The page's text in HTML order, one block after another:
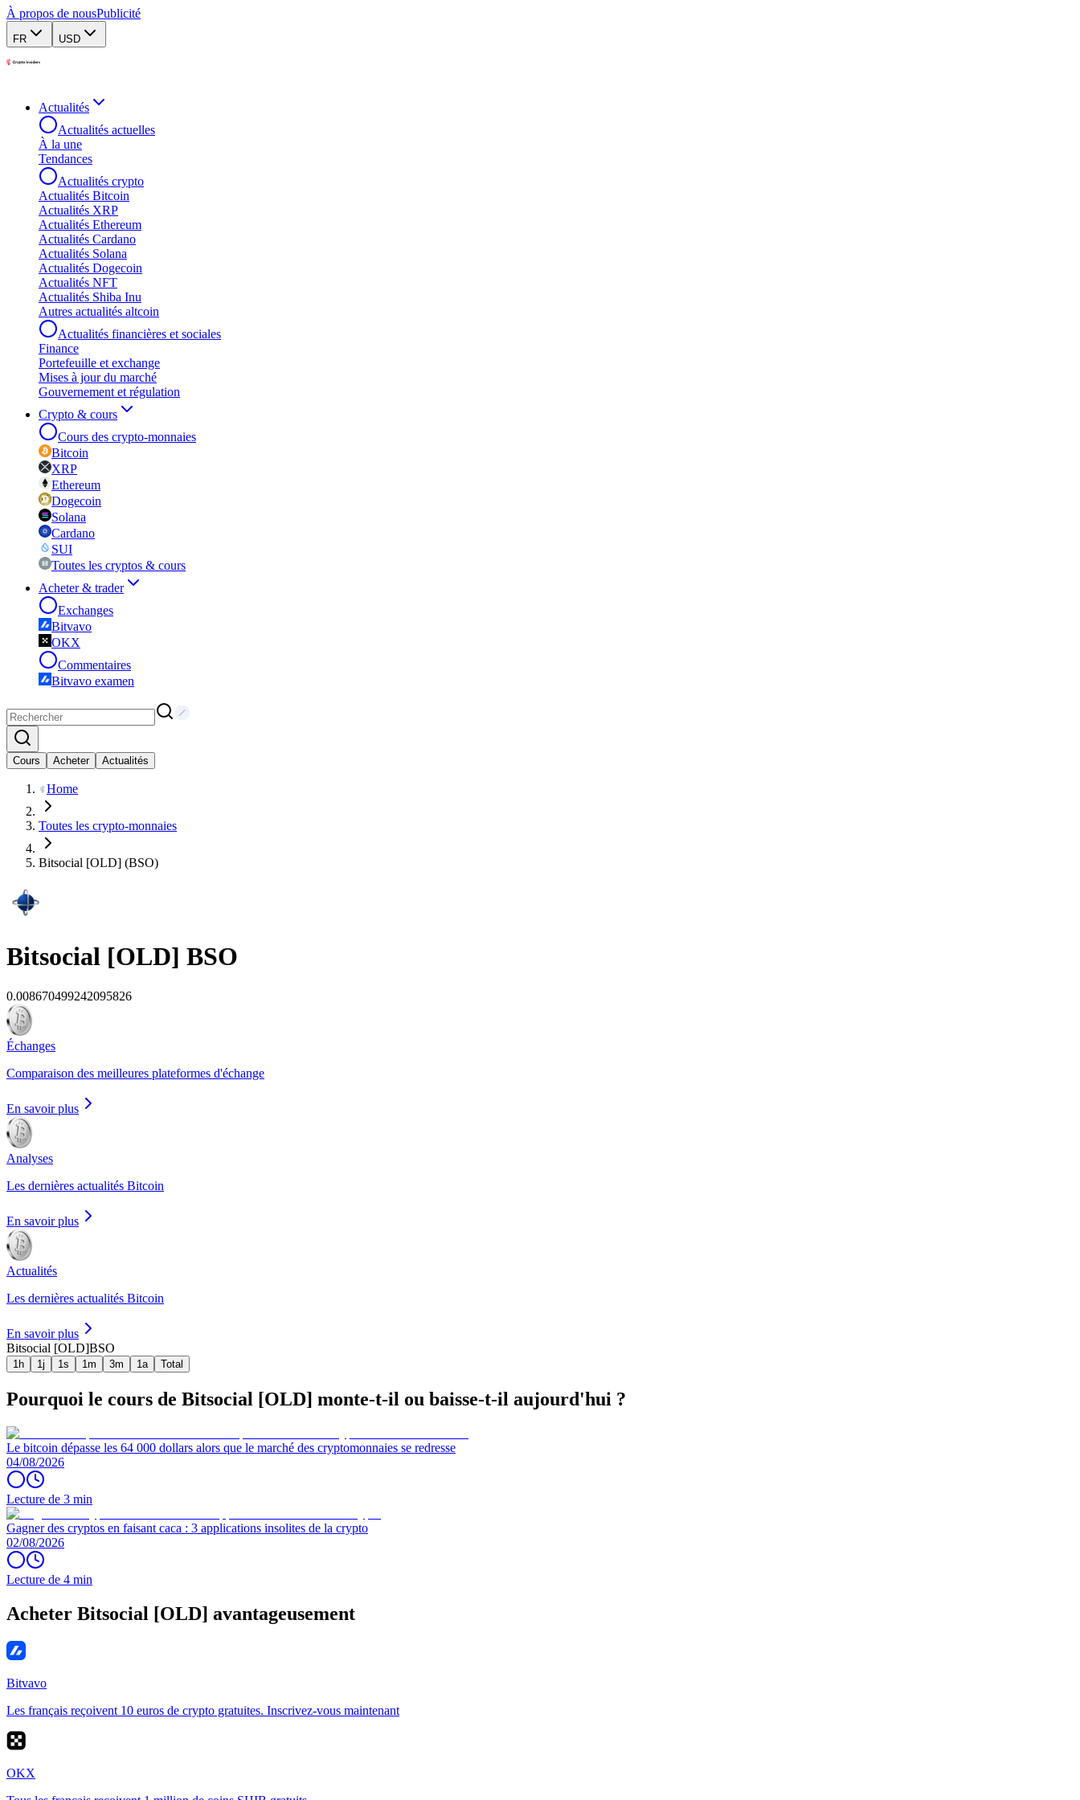
À propos de nousPublicité
FR USD
Actualités
Actualités actuelles
À la une
Tendances
Actualités crypto
Actualités Bitcoin
Actualités XRP
Actualités Ethereum
Actualités Cardano
Actualités Solana
Actualités Dogecoin
Actualités NFT
Actualités Shiba Inu
Autres actualités altcoin
Actualités financières et sociales
Finance
Portefeuille et exchange
Mises à jour du marché
Gouvernement et régulation
Crypto & cours
Cours des crypto-monnaies
Bitcoin
XRP
Ethereum
Dogecoin
Solana
Cardano
SUI
Toutes les cryptos & cours
Acheter & trader
Exchanges
Bitvavo
OKX
Commentaires
Bitvavo examen
Cours Acheter Actualités
Home
Toutes les crypto-monnaies
Bitsocial [OLD] (BSO)
Bitsocial [OLD] BSO
0.008670499242095826
Échanges
Comparaison des meilleures plateformes d'échange
En savoir plus
Analyses
Les dernières actualités Bitcoin
En savoir plus
Actualités
Les dernières actualités Bitcoin
En savoir plus
Bitsocial [OLD]BSO
1h 1j 1s 1m 3m 1a Total
Pourquoi le cours de Bitsocial [OLD] monte-t-il ou baisse-t-il aujourd'hui ?
Le bitcoin dépasse les 64 000 dollars alors que le marché des cryptomonnaies se redresse
04/08/2026
Lecture de 3 min
Gagner des cryptos en faisant caca : 3 applications insolites de la crypto
02/08/2026
Lecture de 4 min
Acheter Bitsocial [OLD] avantageusement
Bitvavo
Les français reçoivent 10 euros de crypto gratuites. Inscrivez-vous maintenant
OKX